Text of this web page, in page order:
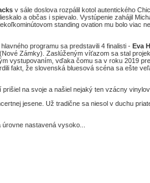
v sále doslova rozpálil kotol autentického
a občas i spievalo. Vystúpenie zahájil
standing ovation mu bolo viac
programu sa predstavili 4 finalisti - Eva
Zámky). Zaslúženým víťazom sa stal
vystupovaním, vďaka čomu sa v roku 2019
fakt, že slovenská bluesová scéna sa ešte
na svoje a našiel nejaký ten vzácny
jesene. Už tradične sa niesol v duchu
nastavená vysoko...